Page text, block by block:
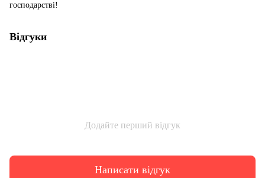
господарстві!
Відгуки
Додайте перший відгук
Написати відгук